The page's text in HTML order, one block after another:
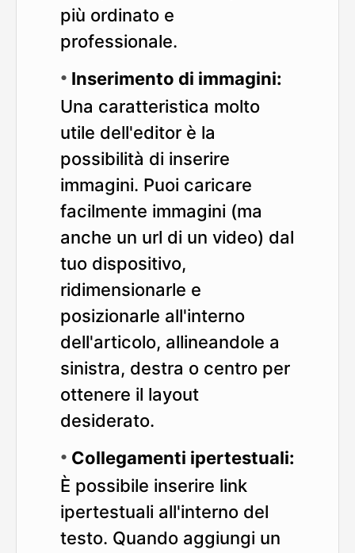
più ordinato e
professionale.
Inserimento di immagini:
Una caratteristica molto
utile dell'editor è la
possibilità di inserire
immagini. Puoi caricare
facilmente immagini (ma
anche un url di un video) dal
tuo dispositivo,
ridimensionarle e
posizionarle all'interno
dell'articolo, allineandole a
sinistra, destra o centro per
ottenere il layout
desiderato.
Collegamenti ipertestuali:
È possibile inserire link
ipertestuali all'interno del
testo. Quando aggiungi un